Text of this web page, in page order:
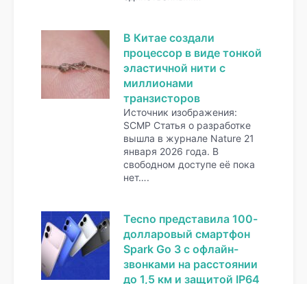
В Китае создали
процессор в виде тонкой
эластичной нити с
миллионами
транзисторов
Источник изображения:
SCMP Статья о разработке
вышла в журнале Nature 21
января 2026 года. В
свободном доступе её пока
нет….
Tecno представила 100-
долларовый смартфон
Spark Go 3 с офлайн-
звонками на расстоянии
до 1,5 км и защитой IP64